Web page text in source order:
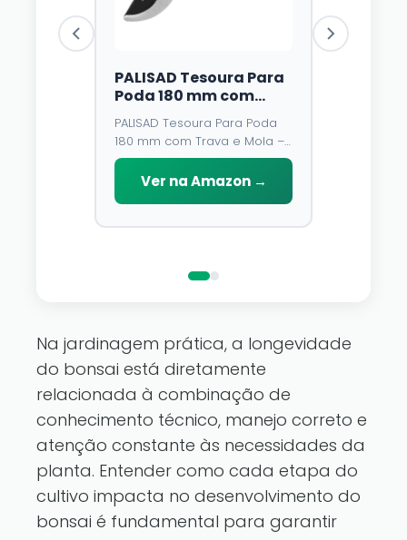
PALISAD Tesoura Para
Poda 180 mm com
Trava e Mola – Lâmina
de Aço У8 e Cabo
Emborrachado
PALISAD Tesoura Para Poda
180 mm com Trava e Mola –
Lâmina de Aço У8 e Cabo
Emborrachado
Ver na Amazon →
Luzes Solares
Multicoloridas, 8
Modos, À Prova
D\'água, 14m,
⭐⭐⭐⭐
O fio de cobre é
você pode ajustá-lo
reino de fadas de
pertence a você
Na jardinagem prática, a longevidade
do bonsai está diretamente
relacionada à combinação de
conhecimento técnico, manejo correto e
atenção constante às necessidades da
planta. Entender como cada etapa do
cultivo impacta no desenvolvimento do
bonsai é fundamental para garantir